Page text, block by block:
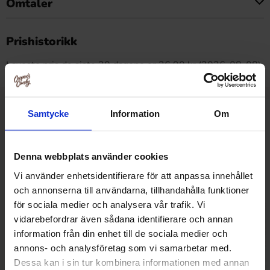
Samtycke Information Om
Denna webbplats använder cookies
Vi använder enhetsidentifierare för att anpassa innehållet
och annonserna till användarna, tillhandahålla funktioner
för sociala medier och analysera vår trafik. Vi
vidarebefordrar även sådana identifierare och annan
information från din enhet till de sociala medier och
annons- och analysföretag som vi samarbetar med.
Dessa kan i sin tur kombinera informationen med annan
Omtaler
Prishistorikk
Laveste pris de siste 30 dagene er 26.90 kr (2026-08-08)
Relaterte produkter
-73%